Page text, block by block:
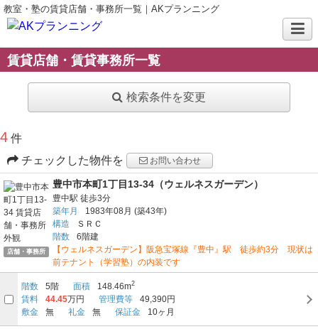
教室・塾の賃貸店舗・事務所一覧｜AKプランニング
賃貸店舗・賃貸事務所一覧
検索条件を変更
4 件
チェックした物件を
お問い合わせ
店舗・事務所
豊中市本町1丁目13-34（ウェルネスガーデン）
豊中駅 徒歩3分
築年月
1983年08月 (築43年)
構造
ＳＲＣ
階数
6階建
【ウェルネスガーデン】阪急宝塚線『豊中』駅 徒歩約3分 現状は
前テナント（学習塾）の内装です
階数 5階 面積 148.46m2
賃料 44.45万円 管理費等
49,390円
敷金
無 礼金 無 保証金 10ヶ月